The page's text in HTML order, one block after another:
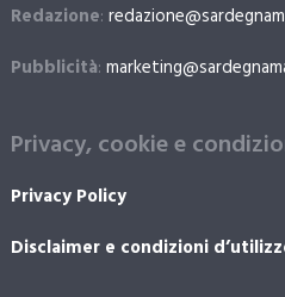
Redazione:
Pubblicità:
Privacy, cookie e
Privacy Policy
Disclaimer e condizioni